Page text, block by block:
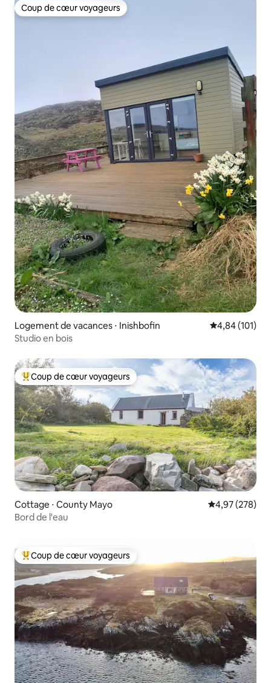
Coup de cœur voyageurs
Coup de cœur voyageurs
Logement de vacances ⋅ Inishbofin Évaluation
4,84 (101)
Studio en bois
Coups de cœur voyageurs les plus appréciés
Coup de cœur voyageurs
Cottage ⋅ County Mayo Évaluation
4,97 (278)
Bord de l'eau
Coups de cœur voyageurs les plus appréciés
Coup de cœur voyageurs